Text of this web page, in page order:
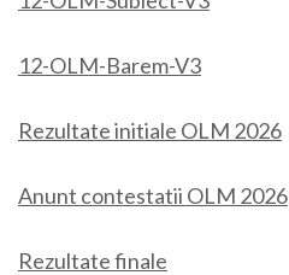
12-OLM-Barem-V3
Rezultate initiale OLM 2026
Anunt contestatii OLM 2026
Rezultate finale